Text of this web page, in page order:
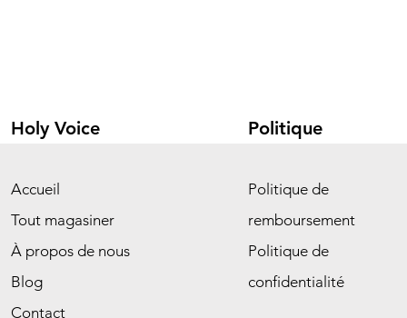
Holy Voice
Accueil
Tout magasiner
À propos de nous
Blog
Contact
Politique
Politique de
remboursement
Politique de
confidentialité